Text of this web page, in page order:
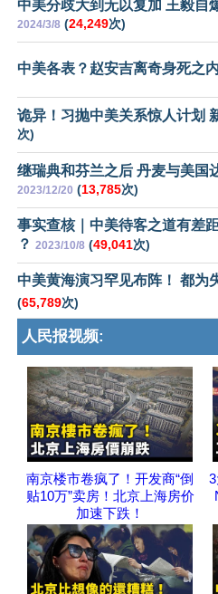
中美分歧大到无以复加 王毅自
2024/3/8 (24,249次)
中美各表？赵安吉离奇身死之
诡异！习抛中美关系惊人计划
次)
继瑞典和芬兰之后 丹麦与美国
2023/12/20 (13,785次)
事实查核｜中美待客之道有差
？ 2023/10/8 (49,041次)
中美黄海演习罕见布阵！ 都为
(65,789次)
人民报视频:
南京楼市卷疯了！开发商“倒
贴10万”卖房！北京上海房价
加速下跌！